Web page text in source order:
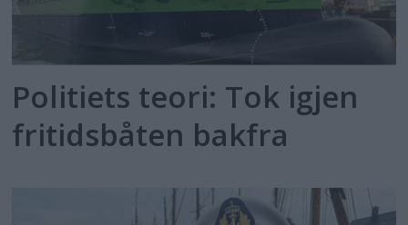
Politiets teori: Tok igjen
fritidsbåten bakfra